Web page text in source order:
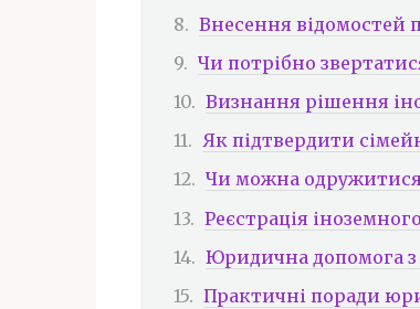
Внесення відомостей
Чи потрібно
Визнання рішення
Як підтвердити
Чи можна одружитися
Реєстрація
Юридична допомога з
Практичні поради